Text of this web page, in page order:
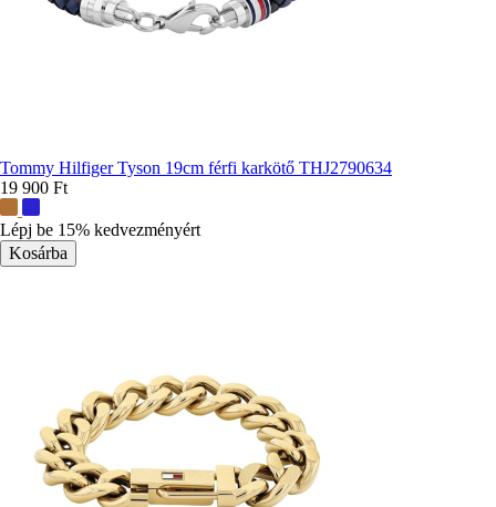
Tommy Hilfiger Tyson 19cm férfi karkötő THJ2790634
19 900 Ft
színek:
Lépj be 15% kedvezményért